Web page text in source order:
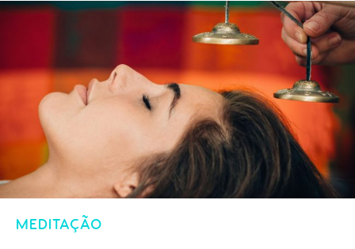
MEDITAÇÃO